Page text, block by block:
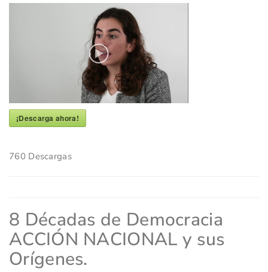
¡Descarga ahora!
760Descargas
8 Décadas de Democracia
ACCIÓN NACIONAL y sus
Orígenes.